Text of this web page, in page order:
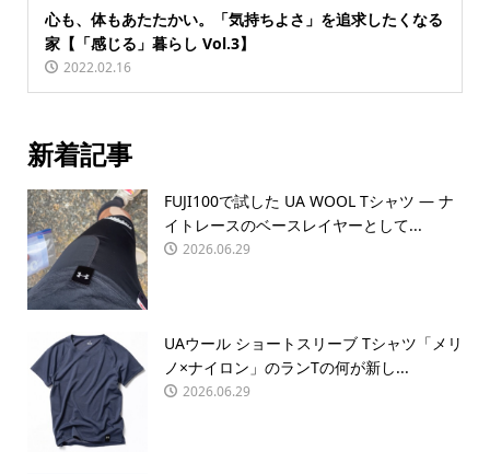
心も、体もあたたかい。「気持ちよさ」を追求したくなる
家【「感じる」暮らし Vol.3】
2022.02.16
新着記事
FUJI100で試した UA WOOL Tシャツ — ナ
イトレースのベースレイヤーとして...
2026.06.29
UAウール ショートスリーブ Tシャツ「メリ
ノ×ナイロン」のランTの何が新し...
2026.06.29